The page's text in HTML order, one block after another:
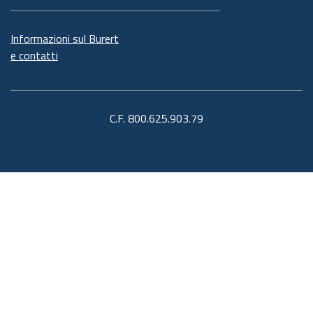
Informazioni sul Burert
e contatti
C.F. 800.625.903.79